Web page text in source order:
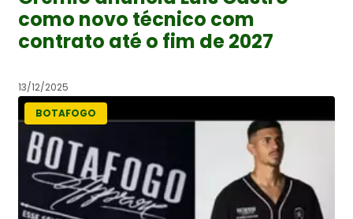
como novo técnico com
contrato até o fim de 2027
13/12/2025
BOTAFOGO